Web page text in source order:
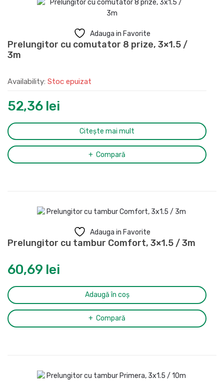
Adauga in Favorite
Prelungitor cu comutator 8 prize, 3×1.5 /
3m
Availability: Stoc epuizat
52,36 lei
Citește mai mult
Compară
Adauga in Favorite
Prelungitor cu tambur Comfort, 3×1.5 / 3m
60,69 lei
Adaugă în coș
Compară